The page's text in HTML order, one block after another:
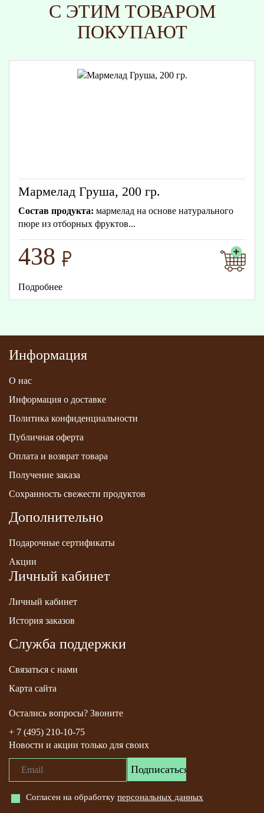
С ЭТИМ ТОВАРОМ
ПОКУПАЮТ
Мармелад Груша, 200 гр.
Состав продукта: мармелад на основе натурального
пюре из отборных фруктов...
438
Подробнее
Информация
О нас
Информация о доставке
Политика конфиденциальности
Публичная оферта
Оплата и возврат товара
Получение заказа
Сохранность свежести продуктов
Дополнительно
Подарочные сертификаты
Акции
Личный кабинет
Личный кабинет
История заказов
Служба поддержки
Связаться с нами
Карта сайта
Остались вопросы? Звоните
+ 7 (495) 210-10-75
Новости и акции только для своих
Согласен на обработку персональных данных